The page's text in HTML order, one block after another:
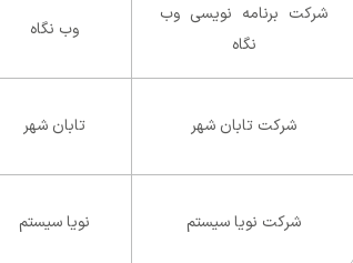
شرکت برنامه نویسی وب
نگاه
وب نگاه
شرکت تابان شهر تابان شهر
شرکت نویا سیستم نویا سیستم